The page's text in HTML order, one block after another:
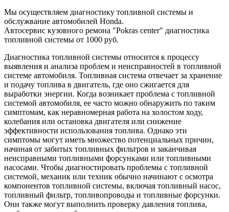
Мы осуществляем диагностику топливной системы и
обслужвание автомобилей Honda.
Автосервис кузовного ремона "Pokras center" диагностика
топливной системы от 1000 руб.
Диагностика топливной системы относится к процессу
выявления и анализа проблем и неисправностей в топливной
системе автомобиля. Топливная система отвечает за хранение
и подачу топлива в двигатель, где оно сжигается для
выработки энергии. Когда возникает проблема с топливной
системой автомобиля, ее часто можно обнаружить по таким
симптомам, как неравномерная работа на холостом ходу,
колебания или остановка двигателя или снижение
эффективности использования топлива. Однако эти
симптомы могут иметь множество потенциальных причин,
начиная от забитых топливных фильтров и заканчивая
неисправными топливными форсунками или топливными
насосами. Чтобы диагностировать проблемы с топливной
системой, механик или техник обычно начинают с осмотра
компонентов топливной системы, включая топливный насос,
топливный фильтр, топливопроводы и топливные форсунки.
Они также могут выполнить проверку давления топлива,